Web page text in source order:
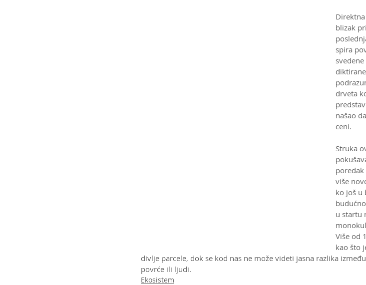
blizak
spira
drveta
našao
ceni.
Struka
više
ko još u
u startu
Više od
kao što
divlje parcele, dok se kod nas ne može videti jasna razlika
povrće ili ljudi.
Ekosistem